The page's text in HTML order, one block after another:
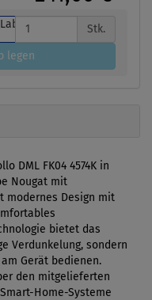
Stk.
legen
DML FK04 4574K in
Nougat mit
modernes Design mit
bietet das
Verdunkelung, sondern
Gerät bedienen.
den mitgelieferten
Home-Systeme